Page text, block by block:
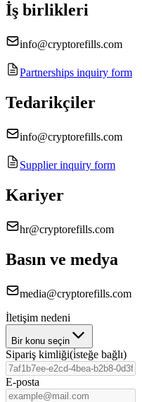
İş birlikleri
info@cryptorefills.com
Partnerships inquiry form
Tedarikçiler
info@cryptorefills.com
Supplier inquiry form
Kariyer
hr@cryptorefills.com
Basın ve medya
media@cryptorefills.com
İletişim nedeni
Bir konu seçin
Sipariş kimliği(i̇steğe bağlı)
E-posta